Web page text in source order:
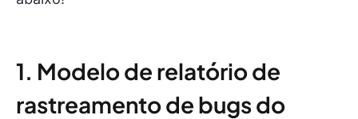
1. Modelo de relatório de
rastreamento de bugs do